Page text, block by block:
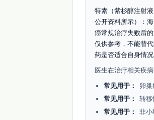
特素（紫杉醇注射
公开资料所示）：
癌常规治疗失败后
仅供参考，不能替
药是否适合自身情
医生在治疗相关疾
常见用于：
卵
常见用于：
转移
常见用于：
非小